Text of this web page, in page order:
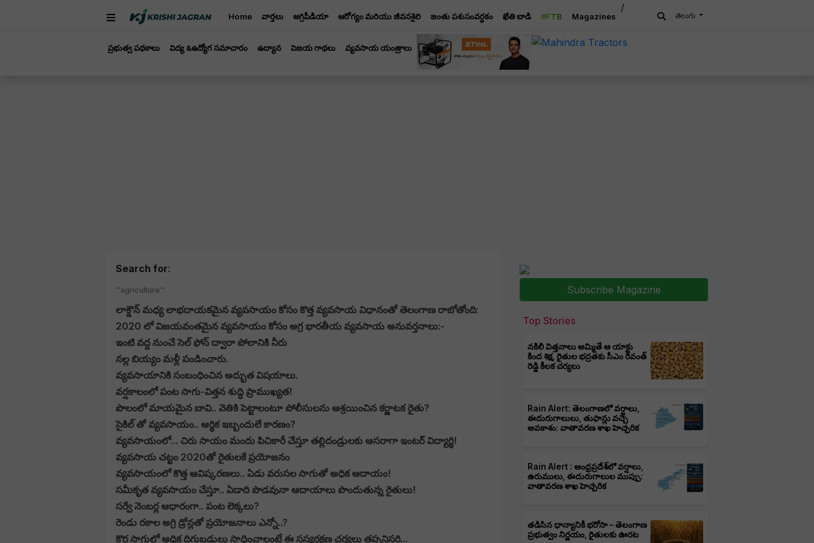
Home వార్తలు అగ్రిపీడియా ఆరోగ్యం మరియు జీవనశైలి జంతు పశుసంవర్ధకం ఖేతి బాడి #FTB Magazines
/a>
తెలుగు
ప్రభుత్వ పథకాలు విద్య &ఉద్యోగ సమాచారం ఉద్యాన విజయ గాథలు వ్యవసాయ యంత్రాలు
Search for:
agriculture
లాక్డౌన్ మధ్య లాభదాయకమైన వ్యవసాయం కోసం కొత్త వ్యవసాయ విధానంతో తెలంగాణ రాబోతోంది:
2020 లో విజయవంతమైన వ్యవసాయం కోసం అగ్ర భారతీయ వ్యవసాయ అనువర్తనాలు:-
ఇంటి వద్ద నుంచే సెల్ ఫోన్ ద్వారా పోలానికి నీరు
న‌ల్ల బియ్యం మ‌ళ్లీ పండించారు.
వ్యవసాయానికి సంబంధించిన అద్భుత విషయాలు.
వర్షకాలంలో పంట సాగు-విత్తన శుద్ధి ప్రాముఖ్యత!
పొలంలో మాయమైన బావి.. వెతికి పెట్టాలంటూ పోలీసులను ఆశ్రయించిన కర్ణాటక రైతు?
సైకిల్ తో వ్యవసాయం.. ఆర్థిక ఇబ్బందులే కారణం?
వ్యవసాయంలో... చిరు సాయం మందు పిచికారీ చేస్తూ తల్లిదండ్రులకు ఆసరాగా ఇంటర్ విద్యార్థి!
వ్యవసాయ చట్టం 2020తో రైతులకే ప్రయోజనం
వ్యవసాయంలో కొత్త ఆవిష్కరణలు.. ఏడు వరుసల సాగుతో అధిక ఆదాయం!
సమీకృత వ్యవసాయం చేస్తూ.. ఏడాది పొడవునా ఆదాయాలు పొందుతున్న రైతులు!
సర్వే నెంబర్ల ఆధారంగా.. పంట లెక్కలు?
రెండు రకాల అగ్రి డ్రోన్లతో ప్రయోజనాలు ఎన్నో..?
కొర్ర సాగులో అధిక దిగుబడులు సాధించాలంటే ఈ సస్యరక్షణ చర్యలు తప్పనిసరి...
Subscribe Magazine
Top Stories
నకిలీ విత్తనాలు అమ్మితే ఆ యాక్టు
కింద శిక్ష, రైతుల భద్రతకు సీఎం రేవంత్
రెడ్డి కీలక చర్యలు
Rain Alert: తెలంగాణలో వర్షాలు,
ఈదురుగాలులు, తుఫాన్లు వచ్చే
అవకాశం: వాతావరణ శాఖ హెచ్చరిక
Rain Alert : ఆంధ్రప్రదేశ్‌లో వర్షాలు,
ఉరుములు, ఈదురుగాలుల ముప్పు:
వాతావరణ శాఖ హెచ్చరిక
తడిసిన ధాన్యానికీ భరోసా – తెలంగాణ
ప్రభుత్వం నిర్ణయం, రైతులకు ఊరట